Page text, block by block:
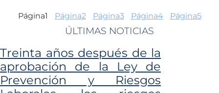
Página1 Página2 Página3 Página4 Página5
ÚLTIMAS NOTICIAS
Treinta años después de la
aprobación de la Ley de
Prevención y Riesgos